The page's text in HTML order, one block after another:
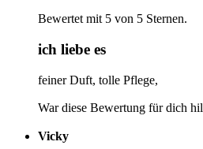
Bewertet mit 5 von 5 Sternen.
ich liebe es
feiner Duft, tolle Pflege,
War diese Bewertung für dich
Vicky